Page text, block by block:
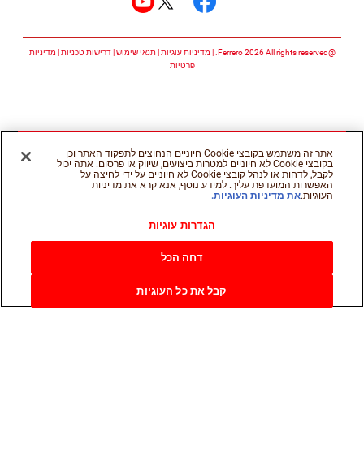
@Ferrero 2026 All rights reserved. מדיניות עוגיות תנאי שימוש דרישות טכניות
מדיניות
פרטיות
אתר זה משתמש בקובצי Cookie חיוניים הנחוצים לתפקוד האתר וכן
בקובצי Cookie לא חיוניים למטרות ביצועים, שיווק או פרסום. אתה יכול
לקבל, לדחות או לנהל קובצי Cookie לא חיוניים על ידי לחיצה על
האפשרות המועדפת עליך. למידע נוסף, אנא קרא את מדיניות
העוגיות.את מדיניות העוגיות.
הגדרות עוגיות
דחה הכל
קבל את כל העוגיות